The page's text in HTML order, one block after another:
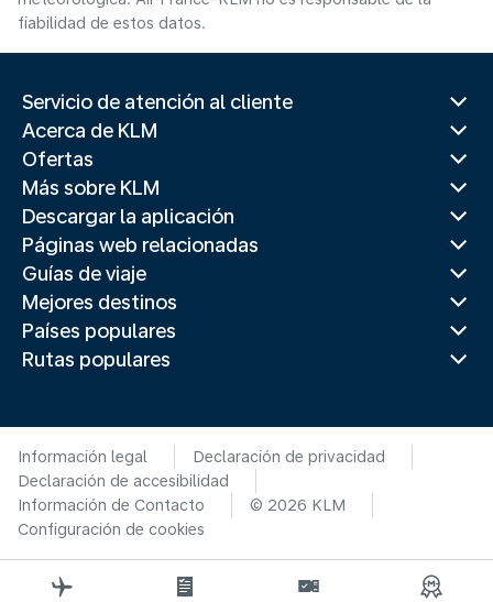
fiabilidad de estos datos.
Servicio de atención al cliente
Acerca de KLM
Ofertas
Más sobre KLM
Descargar la aplicación
Páginas web relacionadas
Guías de viaje
Mejores destinos
Países populares
Rutas populares
Información legal
Declaración de privacidad
Declaración de accesibilidad
Información de Contacto
© 2026 KLM
Configuración de cookies